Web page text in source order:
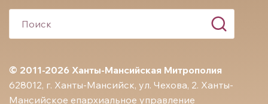
© 2011-2026 Ханты-Мансийская Митрополия
628012, г. Ханты-Мансийск, ул. Чехова, 2. Ханты-
Мансийское епархиальное управление